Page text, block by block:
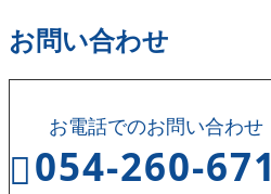
お問い合わせ
お電話でのお問い合わせ
054-260-